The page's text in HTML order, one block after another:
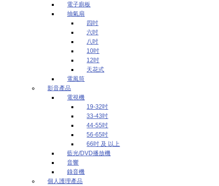
電子廁板
抽氣扇
四吋
六吋
八吋
10吋
12吋
天花式
電風筒
影音產品
電視機
19-32吋
33-43吋
44-55吋
56-65吋
66吋 及 以上
藍光/DVD播放機
音響
錄音機
個人護理產品